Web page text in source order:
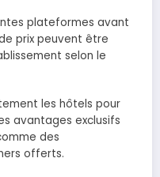
plateformes avant
prix peuvent être
selon le
les hôtels pour
avantages exclusifs
des
offerts.